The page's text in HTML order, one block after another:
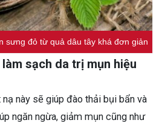
sưng đỏ từ quả dâu tây khá đơn giản
sạch da trị mụn hiệu
này sẽ giúp đào thải bụi bẩn và
ngăn ngừa, giảm mụn cũng như